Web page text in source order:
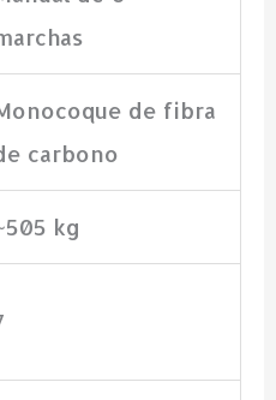
de fibra
carbono
kg